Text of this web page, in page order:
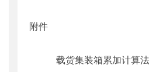
附件
载货集装箱累加计算